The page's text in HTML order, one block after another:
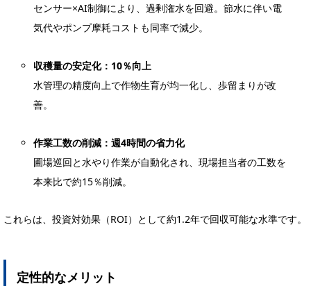
センサー×AI制御により、過剰潅水を回避。節水に伴い電
気代やポンプ摩耗コストも同率で減少。
収穫量の安定化：10％向上
水管理の精度向上で作物生育が均一化し、歩留まりが改
善。
作業工数の削減：週4時間の省力化
圃場巡回と水やり作業が自動化され、現場担当者の工数を
本来比で約15％削減。
これらは、投資対効果（ROI）として約1.2年で回収可能な水準です。
定性的なメリット